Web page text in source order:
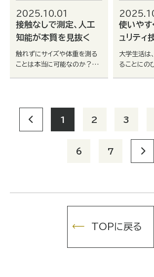
2025.10.01
接触なしで測定、人工
知能が本質を見抜く
触れずにサイズや体重を測る
ことは本当に可能なのか？AI
使いやす
ュリティ
大学生活は
ることにの
る機会とし
1 2 3
6 7
TOPに戻る